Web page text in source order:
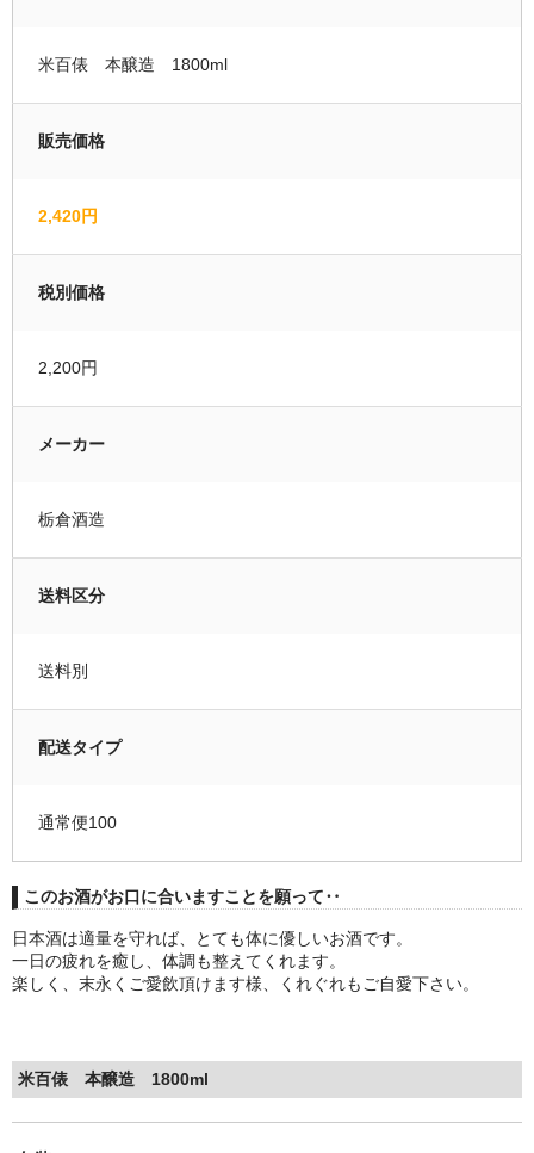
運営者情報
マイページ
カートの中を見る
米百俵 本醸造 1800ml
販売価格
2,420円
税別価格
2,200円
メーカー
栃倉酒造
送料区分
送料別
配送タイプ
通常便100
このお酒がお口に合いますことを願って‥
日本酒は適量を守れば、とても体に優しいお酒です。
一日の疲れを癒し、体調も整えてくれます。
楽しく、末永くご愛飲頂けます様、くれぐれもご自愛下さい。
米百俵 本醸造 1800ml